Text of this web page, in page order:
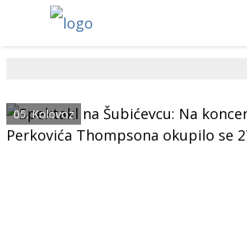
05. Kolovoz